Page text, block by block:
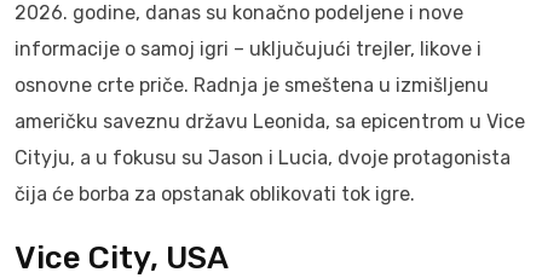
2026. godine, danas su konačno podeljene i nove
informacije o samoj igri – uključujući trejler, likove i
osnovne crte priče. Radnja je smeštena u izmišljenu
američku saveznu državu Leonida, sa epicentrom u Vice
Cityju, a u fokusu su Jason i Lucia, dvoje protagonista
čija će borba za opstanak oblikovati tok igre.
Vice City, USA